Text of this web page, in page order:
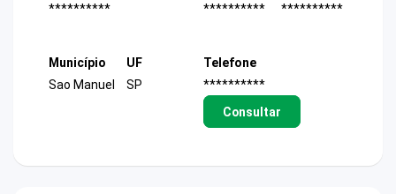
**********
**********
**********
Município
Sao Manuel
UF
SP
Telefone
**********
Consultar